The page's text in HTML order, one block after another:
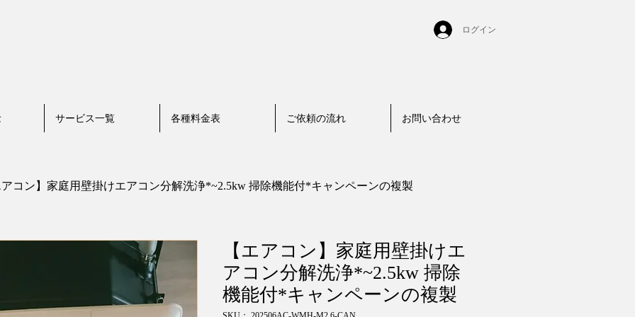
ログイン
サービス一覧 各種料金表 ご依頼の流れ お問い合わせ
コン】家庭用壁掛けエアコン分解洗浄*~2.5kw 掃除機能付*キャンペーンの複製
【エアコン】家庭用壁掛けエ
アコン分解洗浄*~2.5kw 掃除
機能付*キャンペーンの複製